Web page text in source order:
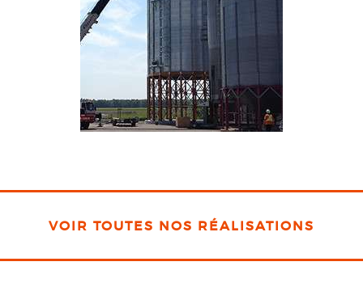
VOIR TOUTES NOS RÉALISATIONS